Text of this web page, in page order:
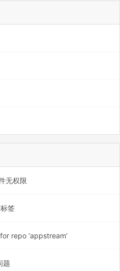
无权限
签
repo ‘appstream’
题